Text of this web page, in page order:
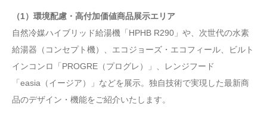
（1）環境配慮・高付加価値商品展示エリア
自然冷媒ハイブリッド給湯機「HPHB R290」や、次世代の水素
給湯器（コンセプト機）、エコジョーズ・エコフィール、ビルト
インコンロ「PROGRE（プログレ）」、レンジフード
「easia（イージア）」などを展示。独自技術で実現した最新商
品のデザイン・機能をご紹介いたします。